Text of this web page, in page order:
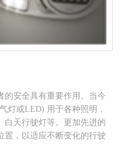
的安全具有重要作用。当今
灯或LED) 用于各种照明，
白天行驶灯等。更加先进的
置，以适应不断变化的行驶